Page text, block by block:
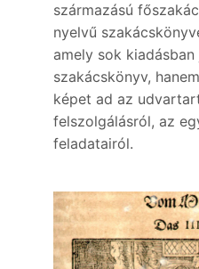
származású
nyelvű
amely sok
szakácskönyv,
képet ad az
felszolgálásról, az
feladatairól.